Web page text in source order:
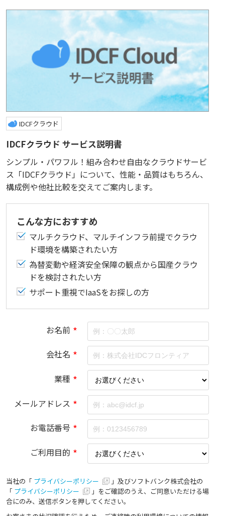
IDCFクラウド
IDCFクラウド サービス説明書
シンプル・パワフル！組み合わせ自由なクラウドサービ
ス「IDCFクラウド」について、性能・品質はもちろん、
構成例や他社比較を交えてご案内します。
こんな方におすすめ
マルチクラウド、マルチインフラ前提でクラウ
ド環境を構築されたい方
為替変動や経済安全保障の観点から国産クラウ
ドを検討されたい方
サポート重視でIaaSをお探しの方
お名前 *
会社名 *
業種 *
メールアドレス *
お電話番号 *
ご利用目的 *
当社の「 プライバシーポリシー
」及びソフトバンク株式会社の
「 プライバシーポリシー
」をご確認のうえ、ご同意いただける場
合にのみ、送信ボタンを押してください。